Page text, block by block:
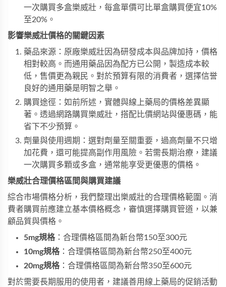
一次購買多盒樂威壯，每盒單價可比單盒購買便宜10%
至20%。
影響樂威壯價格的關鍵因素
藥品來源：原廠樂威壯因為研發成本與品牌加持，價格
相對較高。而通用藥品因為配方已公開，製造成本較
低，售價更為親民。對於預算有限的消費者，選擇信誉
良好的通用藥是明智之舉。
購買途徑：如前所述，實體與線上藥局的價格差異顯
著。透過網路購買樂威壯，搭配比價網站與優惠碼，能
省下不少預算。
劑量與使用週期：選對劑量至關重要，過高劑量不只增
加花費，還可能提高副作用風險。若需長期治療，建議
一次購買多顆或多盒，通常能享受更優惠的價格。
樂威壯合理價格區間與購買建議
綜合市場價格分析，我們整理出樂威壯的合理價格範圍。消
費者購買前應建立基本價格概念，審慎選擇購買管道，以兼
顧品質與價格。
5mg規格：合理價格區間為新台幣150至300元
10mg規格：合理價格區間為新台幣250至400元
20mg規格：合理價格區間為新台幣350至600元
對於需要長期服用的使用者，建議善用線上藥局的促銷活動